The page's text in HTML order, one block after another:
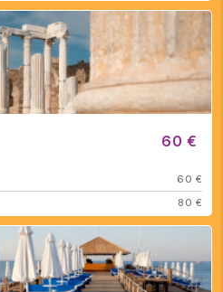
60 €
60 €
80 €